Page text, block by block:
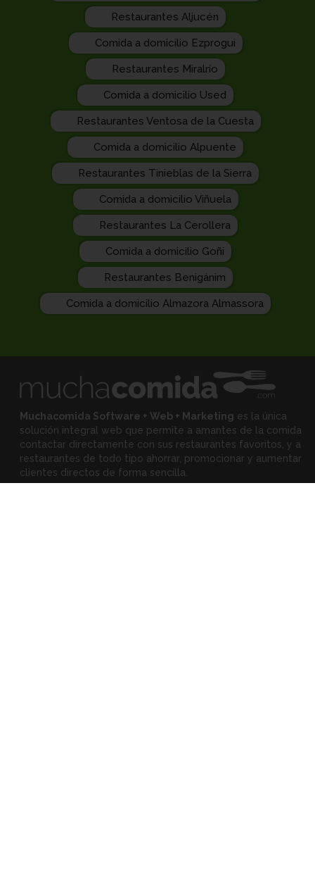
Restaurantes Aljucén
Comida a domicilio Ezprogui
Restaurantes Miralrío
Comida a domicilio Used
Restaurantes Ventosa de la Cuesta
Comida a domicilio Alpuente
Restaurantes Tinieblas de la Sierra
Comida a domicilio Viñuela
Restaurantes La Cerollera
Comida a domicilio Goñi
Restaurantes Benigánim
Comida a domicilio Almazora Almassora
Muchacomida Software + Web + Marketing es la única
solución integral web que permite a amantes de la comida
contactar directamente con sus restaurantes favoritos, y a
restaurantes de todo tipo ahorrar, promocionar y aumentar
clientes directos de forma sencilla.